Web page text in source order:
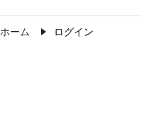
ホーム ログイン